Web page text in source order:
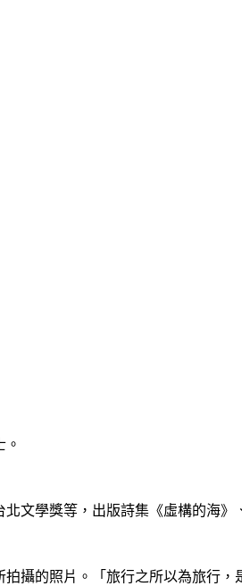
文學獎等，出版詩集《虛構的海》
攝的照片。「旅行之所以為旅行